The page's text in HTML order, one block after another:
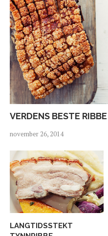
VERDENS BESTE RIBBE
november 26, 2014
LANGTIDSSTEKT